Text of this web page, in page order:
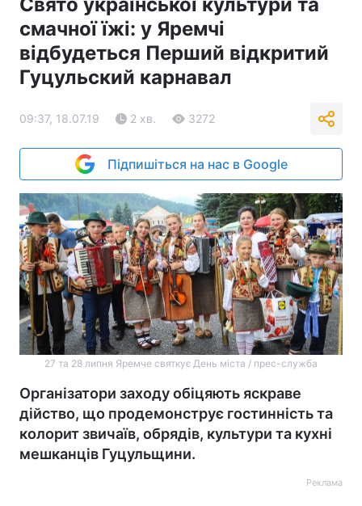
смачної їжі: у Яремчі
відбудеться Перший відкритий
Гуцульский карнавал
09:37, 18.07.19 2 хв. 3272
Підпишіться на нас в Google
27 та 28 липня Яремче святкує День міста / прес-служба
Організатори заходу обіцяють яскраве
дійство, що продемонструє гостинність та
колорит звичаїв, обрядів, культури та кухні
мешканців Гуцульщини.
Реклама